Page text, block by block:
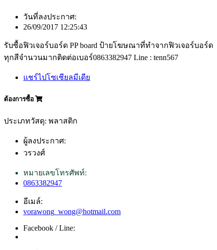
วันที่ลงประกาศ:
26/09/2017 12:25:43
รับซื้อฟิวเจอร์บอร์ด PP board ป้ายโฆษณาที่ทำจากฟิวเจอร์บอร์ด
ทุกสีจำนวนมากติดต่อเบอร์0863382947 Line : tenn567
แชร์ไปโซเชียลมีเดีย
ต้องการซื้อ
ประเภทวัสดุ: พลาสติก
ผู้ลงประกาศ:
วรวงศ์
หมายเลขโทรศัพท์:
0863382947
อีเมล์:
vorawong_wong@hotmail.com
Facebook / Line: